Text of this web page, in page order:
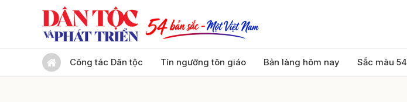
Công tác Dân tộc Tín ngưỡng tôn giáo Bản làng hôm nay Sắc màu 54
Gửi bình luận